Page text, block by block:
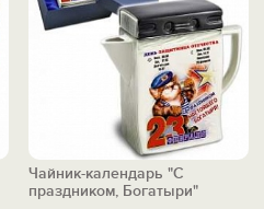
Чайник-календарь "С
праздником, Богатыри"